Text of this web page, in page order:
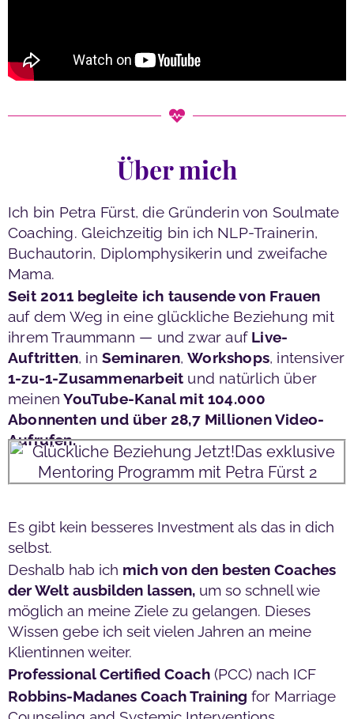
Über mich
Ich bin Petra Fürst, die Gründerin von Soulmate
Coaching. Gleichzeitig bin ich NLP-Trainerin,
Buchautorin, Diplomphysikerin und zweifache
Mama.
Seit 2011 begleite ich tausende von Frauen
auf dem Weg in eine glückliche Beziehung mit
ihrem Traummann — und zwar auf Live-
Auftritten, in Seminaren,Workshops, intensiver
1-zu-1-Zusammenarbeit und natürlich über
meinen YouTube-Kanal mit 104.000
Abonnenten und über 28,7 Millionen Video-
Aufrufen.
Es gibt kein besseres Investment als das in dich
selbst.
Deshalb hab ich mich von den besten Coaches
der Welt ausbilden lassen, um so schnell wie
möglich an meine Ziele zu gelangen. Dieses
Wissen gebe ich seit vielen Jahren an meine
Klientinnen weiter.
Professional Certified Coach (PCC) nach ICF
Robbins-Madanes Coach Training for Marriage